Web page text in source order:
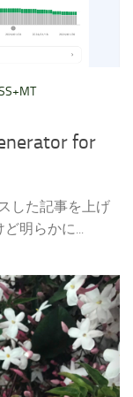
for
した記事を上げ
明らかに...